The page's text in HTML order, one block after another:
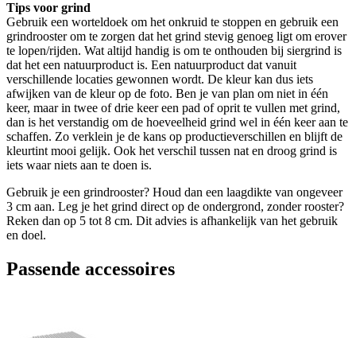
Tips voor grind
Gebruik een worteldoek om het onkruid te stoppen en gebruik een
grindrooster om te zorgen dat het grind stevig genoeg ligt om erover
te lopen/rijden. Wat altijd handig is om te onthouden bij siergrind is
dat het een natuurproduct is. Een natuurproduct dat vanuit
verschillende locaties gewonnen wordt. De kleur kan dus iets
afwijken van de kleur op de foto. Ben je van plan om niet in één
keer, maar in twee of drie keer een pad of oprit te vullen met grind,
dan is het verstandig om de hoeveelheid grind wel in één keer aan te
schaffen. Zo verklein je de kans op productieverschillen en blijft de
kleurtint mooi gelijk. Ook het verschil tussen nat en droog grind is
iets waar niets aan te doen is.
Gebruik je een grindrooster? Houd dan een laagdikte van ongeveer
3 cm aan. Leg je het grind direct op de ondergrond, zonder rooster?
Reken dan op 5 tot 8 cm. Dit advies is afhankelijk van het gebruik
en doel.
Passende accessoires